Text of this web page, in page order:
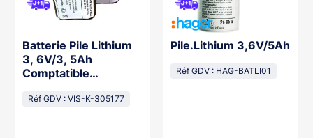
Batterie Pile Lithium
3, 6V/3, 5Ah
Comptatible
Réf GDV : VIS-K-305177
Pile.Lithium 3,6V/5Ah
Réf GDV : HAG-BATLI01